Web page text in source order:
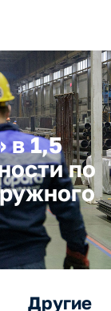
в 1,5
по
Другие